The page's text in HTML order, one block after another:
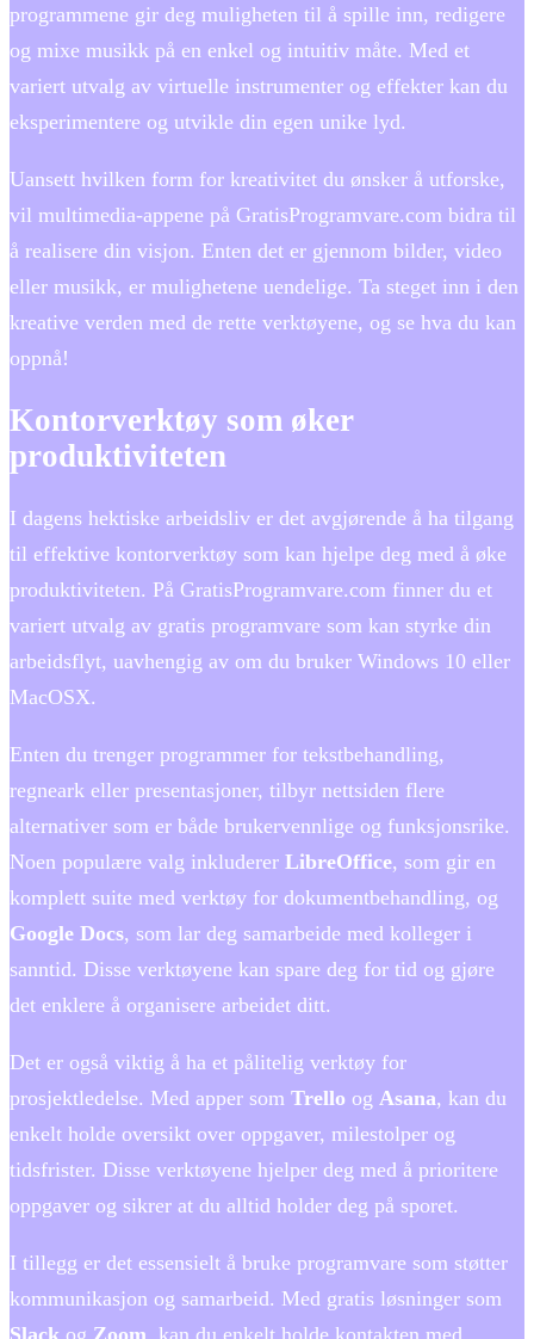
programmene gir deg muligheten til å spille inn, redigere
og mixe musikk på en enkel og intuitiv måte. Med et
variert utvalg av virtuelle instrumenter og effekter kan du
eksperimentere og utvikle din egen unike lyd.
Uansett hvilken form for kreativitet du ønsker å utforske,
vil multimedia-appene på GratisProgramvare.com bidra til
å realisere din visjon. Enten det er gjennom bilder, video
eller musikk, er mulighetene uendelige. Ta steget inn i den
kreative verden med de rette verktøyene, og se hva du kan
oppnå!
Kontorverktøy som øker
produktiviteten
I dagens hektiske arbeidsliv er det avgjørende å ha tilgang
til effektive kontorverktøy som kan hjelpe deg med å øke
produktiviteten. På GratisProgramvare.com finner du et
variert utvalg av gratis programvare som kan styrke din
arbeidsflyt, uavhengig av om du bruker Windows 10 eller
MacOSX.
Enten du trenger programmer for tekstbehandling,
regneark eller presentasjoner, tilbyr nettsiden flere
alternativer som er både brukervennlige og funksjonsrike.
Noen populære valg inkluderer LibreOffice, som gir en
komplett suite med verktøy for dokumentbehandling, og
Google Docs, som lar deg samarbeide med kolleger i
sanntid. Disse verktøyene kan spare deg for tid og gjøre
det enklere å organisere arbeidet ditt.
Det er også viktig å ha et pålitelig verktøy for
prosjektledelse. Med apper som Trello og Asana, kan du
enkelt holde oversikt over oppgaver, milestolper og
tidsfrister. Disse verktøyene hjelper deg med å prioritere
oppgaver og sikrer at du alltid holder deg på sporet.
I tillegg er det essensielt å bruke programvare som støtter
kommunikasjon og samarbeid. Med gratis løsninger som